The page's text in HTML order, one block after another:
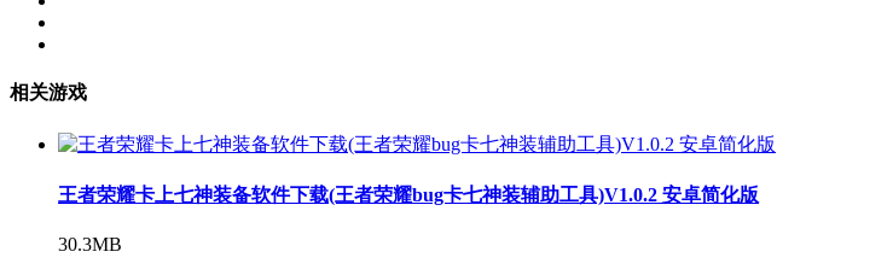
相关游戏
王者荣耀卡上七神装备软件下载(王者荣耀bug卡七神装辅助工具)V1.0.2 安卓简化版
30.3MB